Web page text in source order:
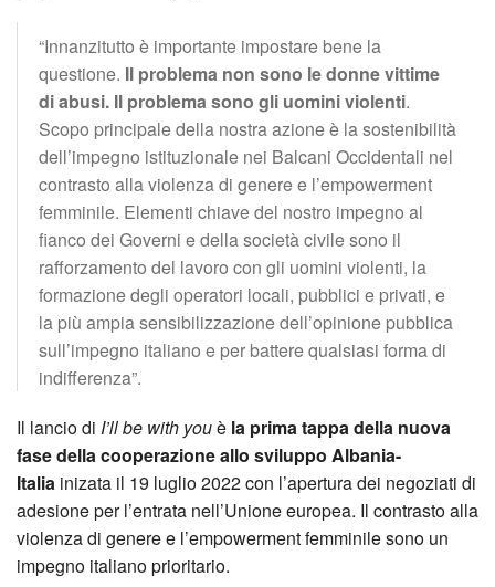
“Innanzitutto è importante impostare bene la
questione. Il problema non sono le donne vittime
di abusi. Il problema sono gli uomini violenti.
Scopo principale della nostra azione è la sostenibilità
dell’impegno istituzionale nei Balcani Occidentali nel
contrasto alla violenza di genere e l’empowerment
femminile. Elementi chiave del nostro impegno al
fianco dei Governi e della società civile sono il
rafforzamento del lavoro con gli uomini violenti, la
formazione degli operatori locali, pubblici e privati, e
la più ampia sensibilizzazione dell’opinione pubblica
sull’impegno italiano e per battere qualsiasi forma di
indifferenza”.
Il lancio di I’ll be with youè la prima tappa della nuova
fase della cooperazione allo sviluppo Albania-
Italia inizata il 19 luglio 2022 con l’apertura dei negoziati di
adesione per l’entrata nell’Unione europea. Il contrasto alla
violenza di genere e l’empowerment femminile sono un
impegno italiano prioritario.